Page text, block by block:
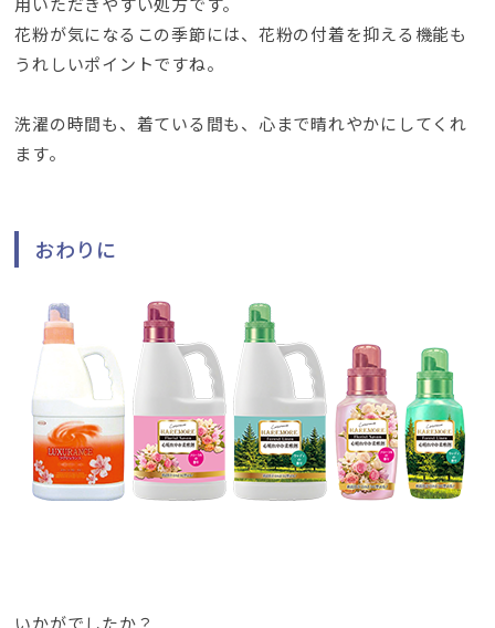
花粉が気になるこの季節には、 花粉の付着を抑える機能も
うれしいポイントですね。
洗濯の時間も、 着ている間も、 心まで晴れやかにしてくれ
ます。
おわりに
いかがでしたか？